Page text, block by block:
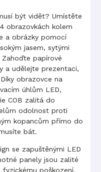
být vidět? Umístěte
obrazovkách kolem
a obrázky pomocí
jasem, sytými
papírové
a udělejte prezentaci,
obrazovce na
úhlům LED,
COB zalitá do
odolnost proti
kopancům přímo do
bát.
se zapuštěnými LED
panely jsou zalité
poškození.